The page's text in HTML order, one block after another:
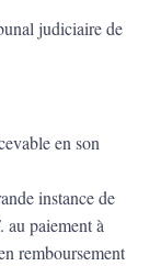
judiciaire de
en son
instance de
paiement à
remboursement